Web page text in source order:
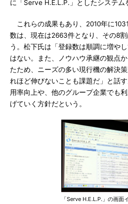
に「Serve H.E.L.P.」としたシステム
これらの成果もあり、2010年に
数は、現在は2663件となり、その8
う。松下氏は「登録数は順調に増や
はない。また、ノウハウ承継の観点
たため、ニーズの多い現行機の解決
れほど伸びないことも課題だ」と話
用率向上や、他のグループ企業でも
げていく方針だという。
「Serve H.E.L.P.」の画面